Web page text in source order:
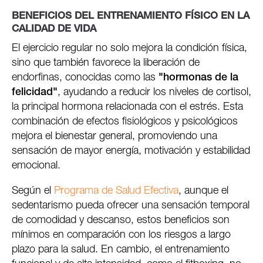
BENEFICIOS DEL ENTRENAMIENTO FÍSICO EN LA
CALIDAD DE VIDA
El ejercicio regular no solo mejora la condición física,
sino que también favorece la liberación de
endorfinas, conocidas como las "hormonas de la
felicidad", ayudando a reducir los niveles de cortisol,
la principal hormona relacionada con el estrés. Esta
combinación de efectos fisiológicos y psicológicos
mejora el bienestar general, promoviendo una
sensación de mayor energía, motivación y estabilidad
emocional.
Según el Programa de Salud Efectiva, aunque el
sedentarismo pueda ofrecer una sensación temporal
de comodidad y descanso, estos beneficios son
mínimos en comparación con los riesgos a largo
plazo para la salud. En cambio, el entrenamiento